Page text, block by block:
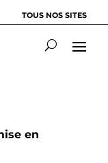
TOUS NOS SITES
en